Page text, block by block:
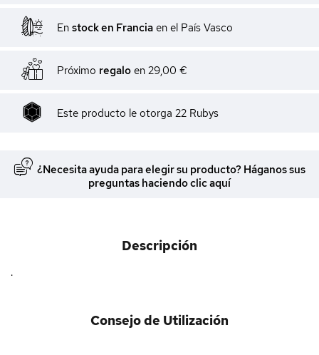
En stock en Francia en el País Vasco
Próximo regalo en 29,00 €
Este producto le otorga 22 Rubys
¿Necesita ayuda para elegir su producto? Háganos sus
preguntas haciendo clic aquí
Descripción
.
Consejo de Utilización